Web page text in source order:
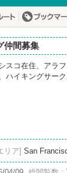
仲間募集
スコ在住、アラ
ハイキングサー
リア] San